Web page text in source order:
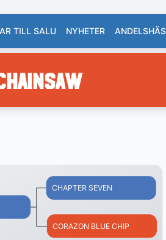
TILL SALU NYHETER
CHAPTER SEVEN
CORAZON BLUE CHIP